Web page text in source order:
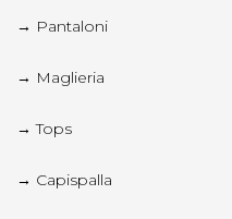
→ Pantaloni
→ Maglieria
→ Tops
→ Capispalla